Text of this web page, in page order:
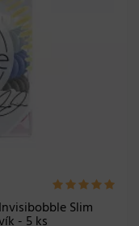
Slim
- 5 ks